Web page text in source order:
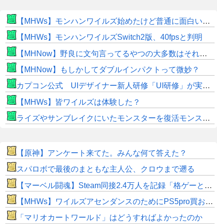
【MHWs】モンハンワイルズ始めたけど普通に面白いじゃん
【MHWs】モンハンワイルズSwitch2版、40fpsと判明
【MHNow】野良に文句言ってるやつの大多数はそれしてないだけの雑魚だから聞く耳持つだけムダよ
【MHNow】もしかしてダブルインパクトって微妙？
カプコン公式 UIデザイナー新人研修「UI研修」が実装まで進みました！
【MHWs】皆ワイルズは体験した？
ライズやサンブレイクにいたモンスターを復活モンスターと呼ぶのはやめよう
【原神】アンケート来てた。みんな何て答えた？
スパロボで最後のまともな主人公、クロウまで遡る
【マーベル闘魂】Steam同接2.4万人を記録「格ゲーとしてはかなり良い滑り出し」
【MHWs】ワイルズアセンダンスのためにPS5pro買おうとしたら転売価格ばかりじゃねーか
「マリオカートワールド」はどうすればよかったのか